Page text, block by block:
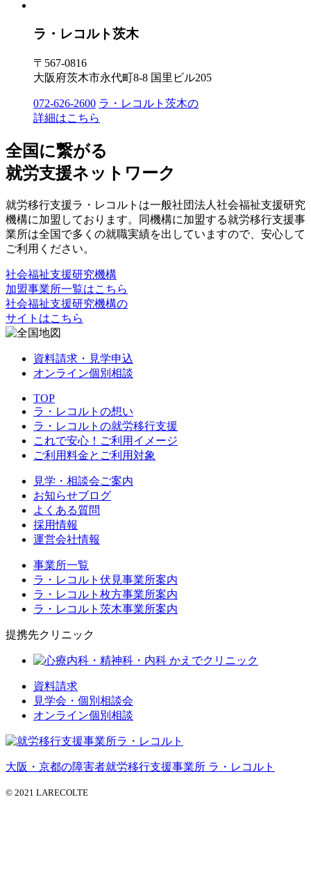
ラ・レコルト茨木
〒567-0816
大阪府茨木市永代町8-8 国里ビル205
072-626-2600 ラ・レコルト茨木の
詳細はこちら
全国に繋がる
就労支援ネットワーク
就労移行支援ラ・レコルトは一般社団法人社会福祉支援研究
機構に加盟しております。同機構に加盟する就労移行支援事
業所は全国で多くの就職実績を出していますので、安心して
ご利用ください。
社会福祉支援研究機構
加盟事業所一覧はこちら
社会福祉支援研究機構の
サイトはこちら
資料請求・見学申込
オンライン個別相談
TOP
ラ・レコルトの想い
ラ・レコルトの就労移行支援
これで安心！ご利用イメージ
ご利用料金とご利用対象
見学・相談会ご案内
お知らせブログ
よくある質問
採用情報
運営会社情報
事業所一覧
ラ・レコルト伏見事業所案内
ラ・レコルト枚方事業所案内
ラ・レコルト茨木事業所案内
提携先クリニック
資料請求
見学会・個別相談会
オンライン個別相談
大阪・京都の障害者就労移行支援事業所 ラ・レコルト
© 2021 LARECOLTE